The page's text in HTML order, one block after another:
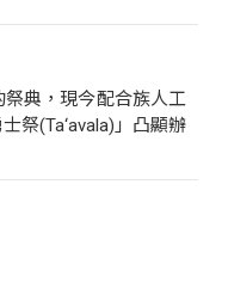
典，現今配合族人工
祭(Ta‘avala)」凸顯辦